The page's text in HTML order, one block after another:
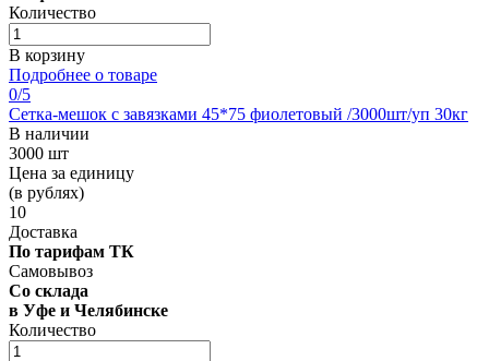
Количество
В корзину
Подробнее о товаре
0/5
Сетка-мешок с завязками 45*75 фиолетовый /3000шт/уп 30кг
В наличии
3000 шт
Цена за единицу
(в рублях)
10
Доставка
По тарифам ТК
Самовывоз
Со склада
в Уфе и Челябинске
Количество